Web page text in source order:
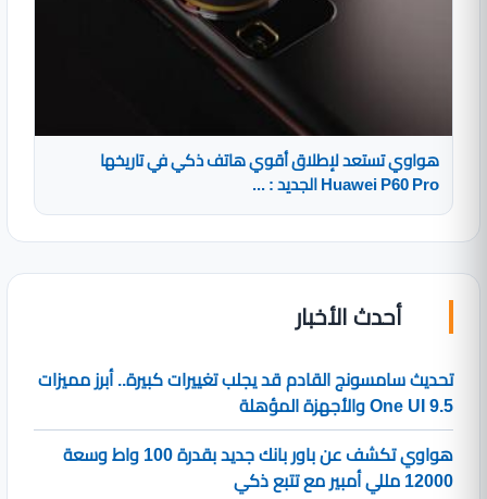
هواوي تستعد لإطلاق أقوي هاتف ذكي في تاريخها
Huawei P60 Pro الجديد : ...
أحدث الأخبار
تحديث سامسونج القادم قد يجلب تغييرات كبيرة.. أبرز مميزات
One UI 9.5 والأجهزة المؤهلة
هواوي تكشف عن باور بانك جديد بقدرة 100 واط وسعة
12000 مللي أمبير مع تتبع ذكي